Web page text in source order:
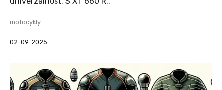
motocykly
02. 09. 2025